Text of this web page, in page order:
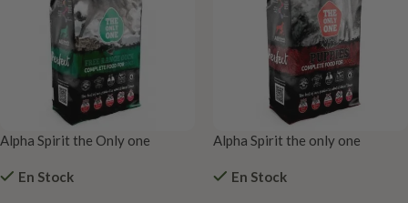
Alpha Spirit the Only one
En Stock
Alpha Spirit the only one
En Stock